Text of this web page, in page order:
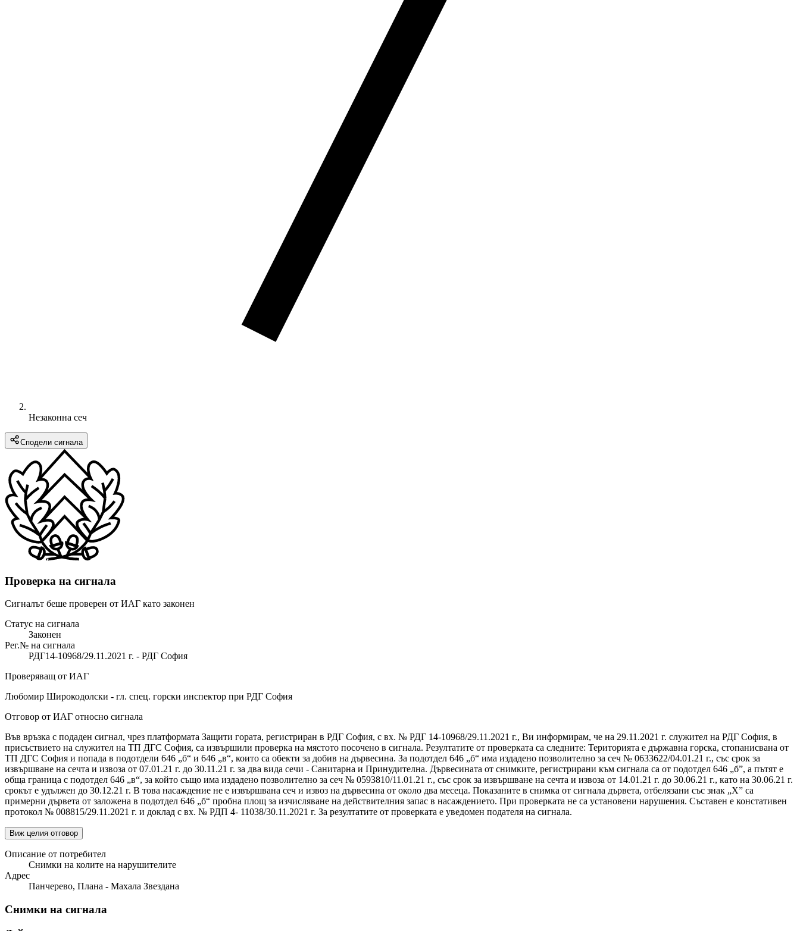
Незаконна сеч
Сподели сигнала
Проверка на сигнала
Сигналът беше проверен от ИАГ като законен
Статус на сигнала
Законен
Рег.№ на сигнала
РДГ14-10968/29.11.2021 г. - РДГ София
Проверяващ от ИАГ
Любомир Широкодолски - гл. спец. горски инспектор при РДГ София
Отговор от ИАГ относно сигнала
Във връзка с подаден сигнал, чрез платформата Защити гората, регистриран в РДГ София, с вх. № РДГ 14-10968/29.11.2021 г., Ви информирам, че на 29.11.2021 г. служител на РДГ София, в
присъствието на служител на ТП ДГС София, са извършили проверка на мястото посочено в сигнала. Резултатите от проверката са следните: Територията е държавна горска, стопанисвана от
ТП ДГС София и попада в подотдели 646 „б“ и 646 „в“, които са обекти за добив на дървесина. За подотдел 646 „б“ има издадено позволително за сеч № 0633622/04.01.21 г., със срок за
извършване на сечта и извоза от 07.01.21 г. до 30.11.21 г. за два вида сечи - Санитарна и Принудителна. Дървесината от снимките, регистрирани към сигнала са от подотдел 646 „б”, а пътят е
обща граница с подотдел 646 „в“, за който също има издадено позволително за сеч № 0593810/11.01.21 г., със срок за извършване на сечта и извоза от 14.01.21 г. до 30.06.21 г., като на 30.06.21 г.
срокът е удължен до 30.12.21 г. В това насаждение не е извършвана сеч и извоз на дървесина от около два месеца. Показаните в снимка от сигнала дървета, отбелязани със знак „X” са
примерни дървета от заложена в подотдел 646 „б“ пробна площ за изчисляване на действителния запас в насаждението. При проверката не са установени нарушения. Съставен е констативен
протокол № 008815/29.11.2021 г. и доклад с вх. № РДП 4- 11038/30.11.2021 г. За резултатите от проверката е уведомен подателя на сигнала.
Виж целия отговор
Описание от потребител
Снимки на колите на нарушителите
Адрес
Панчерево, Плана - Махала Звездана
Снимки на сигнала